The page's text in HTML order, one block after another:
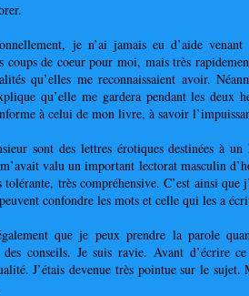
je n’ai jamais eu d’aide
coups de coeur pour moi, mais très
qu’elles me reconnaissaient avoir.
qu’elle me gardera pendant les deux
à celui de mon livre, à savoir
sont des lettres érotiques destinées à
valu un important lectorat masculin
très compréhensive. C’est ainsi que
confondre les mots et celle qui les a
que je peux prendre la parole
conseils. Je suis ravie. Avant d’écrire
J’étais devenue très pointue sur le sujet.